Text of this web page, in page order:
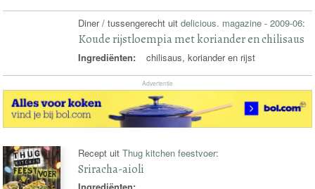
Diner / tussengerecht uitdelicious. magazine - 2009-06:
Koude rijstloempia met koriander en chilisaus
Ingrediënten: chilisaus, koriander en rijst
Advertentie
Recept uitThug kitchen feestvoer:
Sriracha-aioli